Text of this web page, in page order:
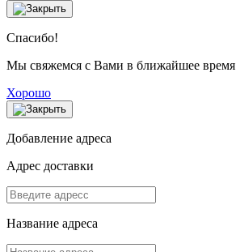
Спасибо!
Мы свяжемся с Вами в ближайшее время
Хорошо
Добавление адреса
Адрес доставки
Название адреса